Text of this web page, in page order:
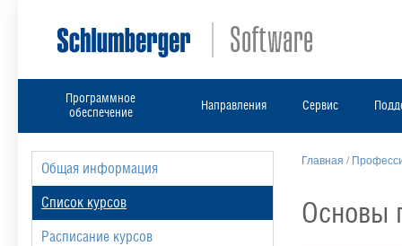
Программное
обеспечение
Направления Сервис
Общая информация
Список курсов
Расписание курсов
Главная /
Основы